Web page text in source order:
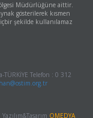
Müdürlüğüne aittir.
gösterilerek kısmen
şekilde kullanılamaz
Telefon : 0 312
Yazılım&Tasarım OMEDYA